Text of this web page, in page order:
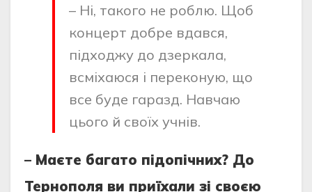
– Ні, такого не роблю. Щоб
концерт добре вдався,
підходжу до дзеркала,
всміхаюся і переконую, що
все буде гаразд. Навчаю
цього й своїх учнів.
– Маєте багато підопічних? До
Тернополя ви приїхали зі своєю